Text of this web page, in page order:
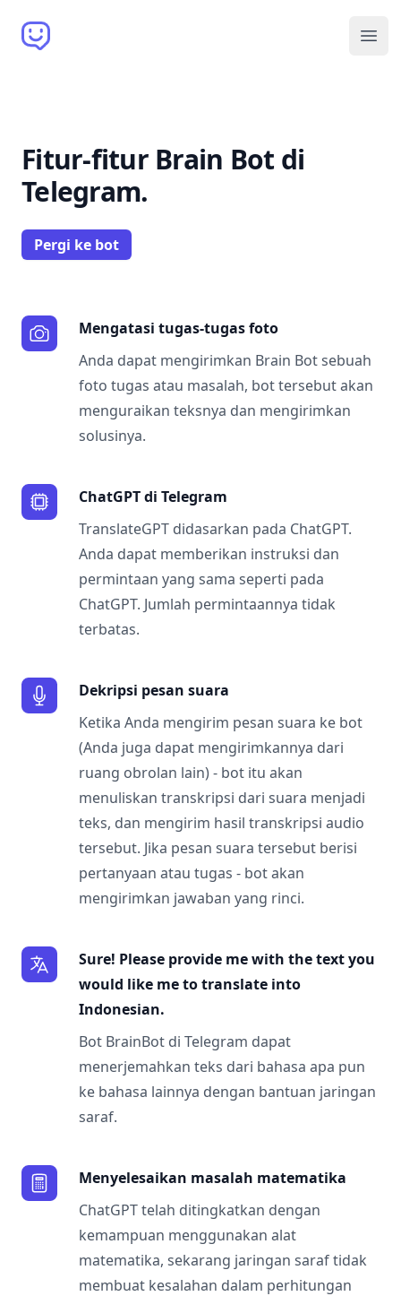
Brain Bot
Fitur-fitur Brain Bot di
Telegram.
Pergi ke bot
Mengatasi tugas-tugas foto
Anda dapat mengirimkan Brain Bot sebuah
foto tugas atau masalah, bot tersebut akan
menguraikan teksnya dan mengirimkan
solusinya.
ChatGPT di Telegram
TranslateGPT didasarkan pada ChatGPT.
Anda dapat memberikan instruksi dan
permintaan yang sama seperti pada
ChatGPT. Jumlah permintaannya tidak
terbatas.
Dekripsi pesan suara
Ketika Anda mengirim pesan suara ke bot
(Anda juga dapat mengirimkannya dari
ruang obrolan lain) - bot itu akan
menuliskan transkripsi dari suara menjadi
teks, dan mengirim hasil transkripsi audio
tersebut. Jika pesan suara tersebut berisi
pertanyaan atau tugas - bot akan
mengirimkan jawaban yang rinci.
Sure! Please provide me with the text you
would like me to translate into
Indonesian.
Bot BrainBot di Telegram dapat
menerjemahkan teks dari bahasa apa pun
ke bahasa lainnya dengan bantuan jaringan
saraf.
Menyelesaikan masalah matematika
ChatGPT telah ditingkatkan dengan
kemampuan menggunakan alat
matematika, sekarang jaringan saraf tidak
membuat kesalahan dalam perhitungan